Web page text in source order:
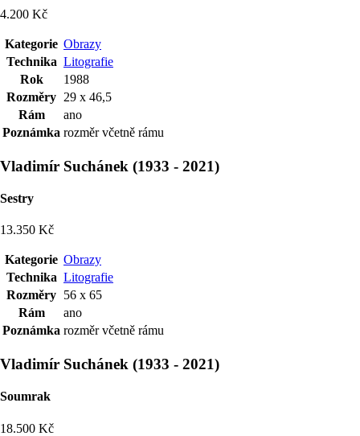
4.200 Kč
Kategorie Obrazy
Technika Litografie
Rok
1988
Rozměry 29 x 46,5
Rám
ano
Poznámka rozměr včetně rámu
Vladimír Suchánek (1933 - 2021)
Sestry
13.350 Kč
Kategorie Obrazy
Technika Litografie
Rozměry 56 x 65
Rám
ano
Poznámka rozměr včetně rámu
Vladimír Suchánek (1933 - 2021)
Soumrak
18.500 Kč